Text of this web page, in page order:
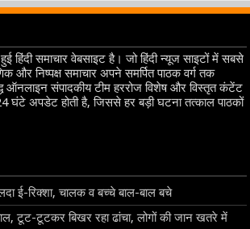
हिंदी समाचार वेबसाइट है। जो हिंदी न्यूज साइटों में सबसे
और निष्पक्ष समाचार अपने समर्पित पाठक वर्ग तक
ऑनलाइन संपादकीय टीम हररोज विशेष और विस्तृत कंटेंट
घंटे अपडेट होती है, जिससे हर बड़ी घटना तत्काल पाठकों
ई-रिक्शा, चालक व बच्चे बाल-बाल बचे
टूट-टूटकर बिखर रहा ढांचा, लोगों की जान खतरे में